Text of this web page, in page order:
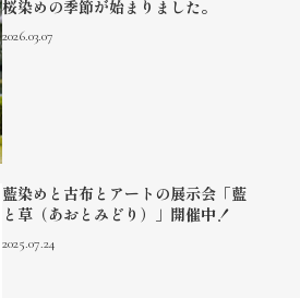
桜染めの季節が始まりました。
2026.03.07
藍染めと古布とアートの展示会「藍
と草（あおとみどり）」開催中！
2025.07.24